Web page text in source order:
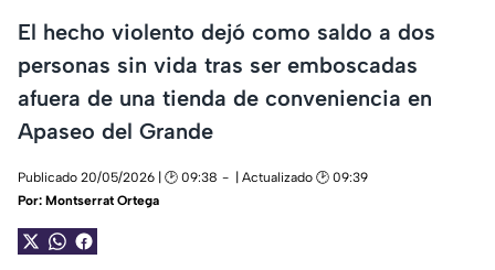
El hecho violento dejó como saldo a dos
personas sin vida tras ser emboscadas
afuera de una tienda de conveniencia en
Apaseo del Grande
Publicado 20/05/2026 | 🕑 09:38
| Actualizado 🕑 09:39
Por: Montserrat Ortega